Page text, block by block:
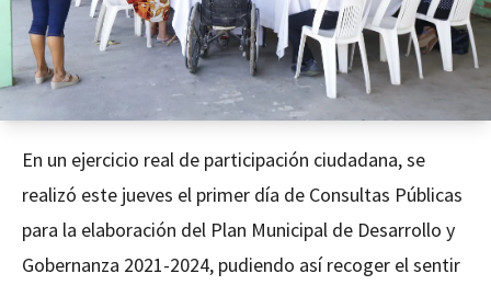
En un ejercicio real de participación ciudadana, se
realizó este jueves el primer día de Consultas Públicas
para la elaboración del Plan Municipal de Desarrollo y
Gobernanza 2021-2024, pudiendo así recoger el sentir